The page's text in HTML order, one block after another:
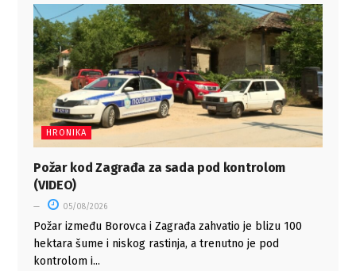
HRONIKA
Požar kod Zagrađa za sada pod kontrolom
(VIDEO)
05/08/2026
Požar između Borovca i Zagrađa zahvatio je blizu 100
hektara šume i niskog rastinja, a trenutno je pod
kontrolom i...